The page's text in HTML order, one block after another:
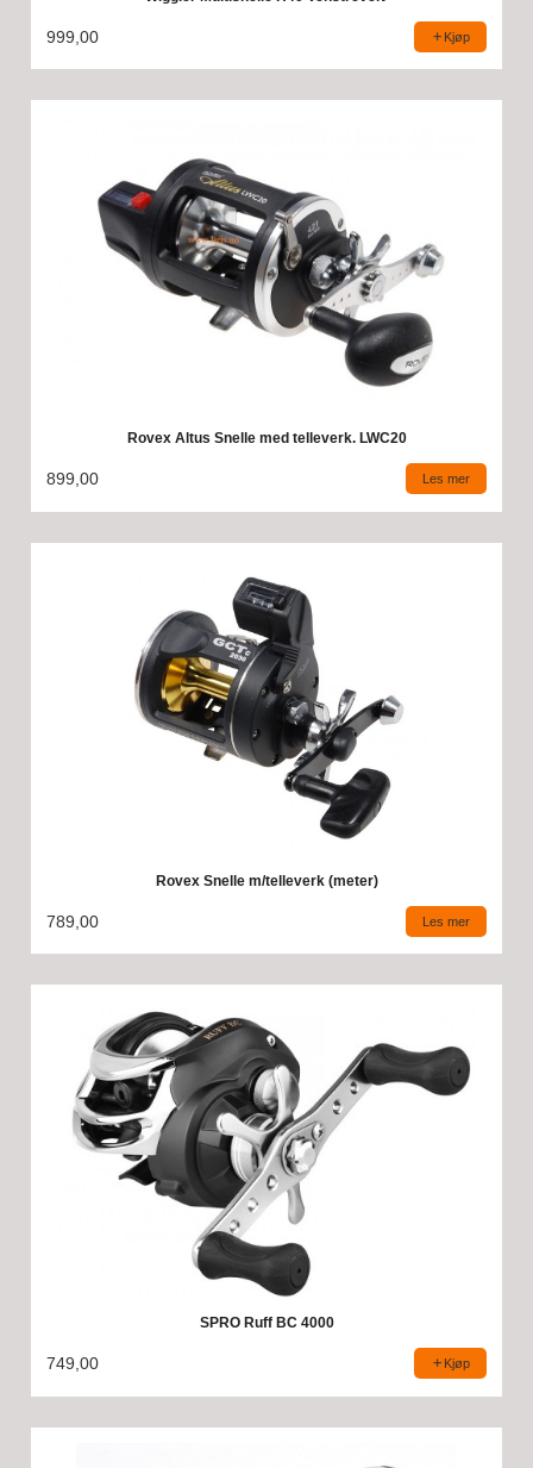
999,00 Kjøp
Rovex Altus Snelle med telleverk. LWC20
899,00 Les mer
Rovex Snelle m/telleverk (meter)
789,00 Les mer
SPRO Ruff BC 4000
749,00 Kjøp